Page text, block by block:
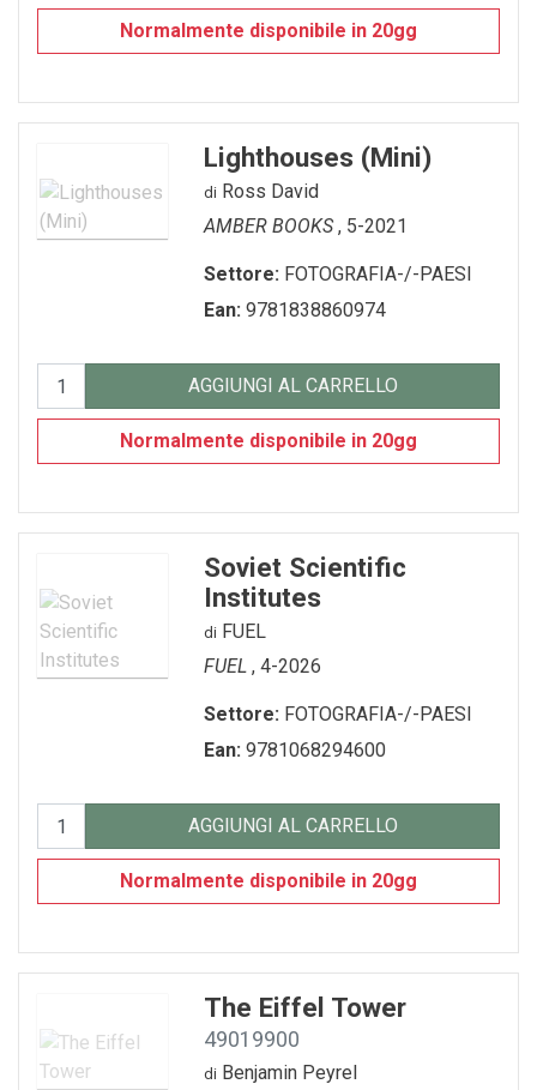
Normalmente disponibile in 20gg
Lighthouses (Mini)
di Ross David
AMBER BOOKS , 5-2021
Settore: FOTOGRAFIA-/-PAESI
Ean: 9781838860974
AGGIUNGI AL CARRELLO
Normalmente disponibile in 20gg
Soviet Scientific
Institutes
di FUEL
FUEL , 4-2026
Settore: FOTOGRAFIA-/-PAESI
Ean: 9781068294600
AGGIUNGI AL CARRELLO
Normalmente disponibile in 20gg
The Eiffel Tower
49019900
di Benjamin Peyrel